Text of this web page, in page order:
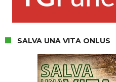
SALVA UNA VITA ONLUS